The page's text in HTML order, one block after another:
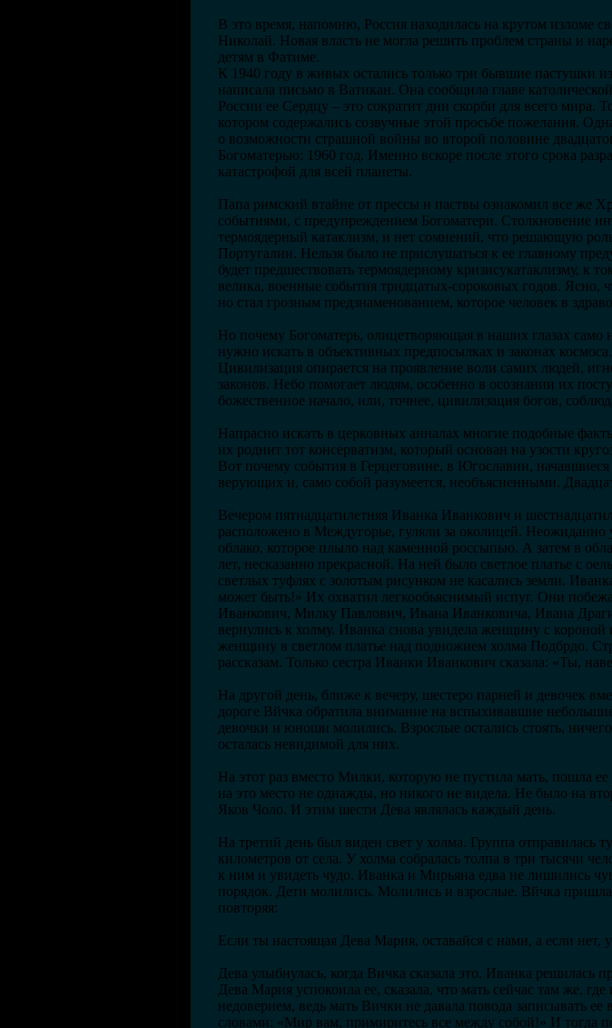
В это время, напомню, Россия находилась на крутом изломе
Николай. Новая власть не могла решить проблем страны и
детям в Фатиме.
К 1940 году в живых остались только три бывшие пастушки
написала письмо в Ватикан. Она сообщила главе
России ее Сердцу – это сократит дни скорби для всего
котором содержались созвучные этой просьбе пожелания.
о возможности страшной войны во второй половине
Богоматерью: 1960 год. Именно вскоре после этого срока
катастрофой для всей планеты.
Папа римский втайне от прессы и паствы ознакомил все же
событиями, с предупреждением Богоматери. Столкновение
термоядерный катаклизм, и нет сомнений, что решающую
Португалии. Нельзя было не прислушаться к ее главному
будет предшествовать термоядерному кризисукатаклизму,
велика, военные события тридцатых-сороковых годов. Ясно,
но стал грозным предзнаменованием, которое человек в
Но почему Богоматерь, олицетворяющая в наших глазах
нужно искать в объективных предпосылках и законах
Цивилизация опирается на проявление воли самих людей,
законов. Небо помогает людям, особенно в осознании их
божественное начало, или, точнее, цивилизация богов,
Напрасно искать в церковных анналах многие подобные
их роднит тот консерватизм, который основан на узости
Вот почему события в Герцеговине, в Югославии,
верующих и, само собой разумеется, необъясненными.
Вечером пятнадцатилетняя Иванка Иванкович и
расположено в Междугорье, гуляли за околицей.
облако, которое плыло над каменной россыпью. А затем в
лет, несказанно прекрасной. На ней было светлое платье с
светлых туфлях с золотым рисунком не касались земли.
может быть!» Их охватил легкообьяснимый испуг. Они
Иванкович, Милку Павлович, Ивана Иванковича, Ивана
вернулись к холму. Иванка снова увидела женщину с
женщину в светлом платье над подножием холма Подбрдо.
рассказам. Только сестра Иванки Иванкович сказала: «Ты,
На другой день, ближе к вечеру, шестеро парней и девочек
дороге Вйчка обратила внимание на вспыхивавшие
девочки и юноши молились. Взрослые остались стоять,
осталась невидимой для них.
На этот раз вместо Милки, которую не пустила мать, пошла
на это место не однажды, но никого не видела. Не было на
Яков Чоло. И этим шести Дева являлась каждый день.
На третий день был виден свет у холма. Группа отправилась
километров от села. У холма собралась толпа в три тысячи
к ним и увидеть чудо. Иванка и Мирьяна едва не лишились
порядок. Дети молились. Молились и взрослые. Вйчка
повторяя:
Если ты настоящая Дева Мария, оставайся с нами, а если нет,
Дева улыбнулась, когда Вичка сказала это. Иванка решилась
Дева Мария успокоила ее, сказала, что мать сейчас там же,
недоверием, ведь мать Вички не давала повода записывать
словами: «Мир вам, примиритесь все между собой!» И тогда